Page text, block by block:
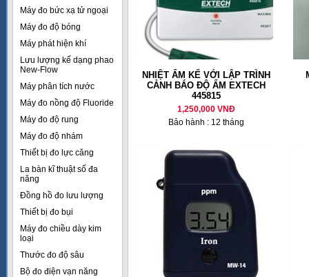
Máy đo bức xạ tử ngoại
Máy đo độ bóng
Máy phát hiện khí
Lưu lượng kế dạng phao
New-Flow
Máy phân tích nước
Máy đo nồng độ Fluoride
Máy đo độ rung
Máy đo độ nhám
Thiết bị đo lực căng
La bàn kĩ thuật số đa
năng
Đồng hồ đo lưu lượng
Thiết bị đo bụi
Máy đo chiều dày kim
loại
Thước đo độ sâu
Bộ đo điện vạn năng
NHIỆT ẨM KẾ VỚI LẬP TRÌNH
CẢNH BÁO ĐỘ ẨM EXTECH
445815
1,250,000 VNĐ
Bảo hành : 12 tháng